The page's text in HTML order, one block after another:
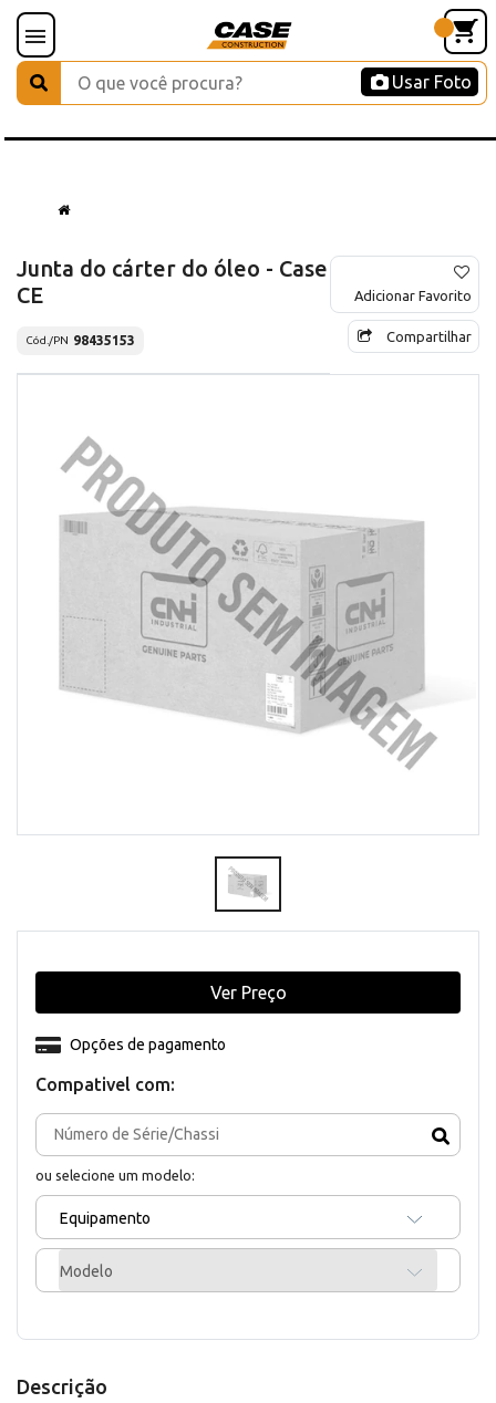
Usar Foto
Junta do cárter do óleo - Case
CE
Cód./PN 98435153
Adicionar Favorito
Compartilhar
Compativel com:
ou selecione um modelo:
Equipamento
Modelo
Opções de pagamento
Ver Preço
Descrição